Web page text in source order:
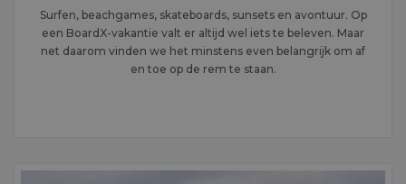
Surfen, beachgames, skateboards, sunsets en avontuur. Op
een BoardX-vakantie valt er altijd wel iets te beleven. Maar
net daarom vinden we het minstens even belangrijk om af
en toe op de rem te staan.